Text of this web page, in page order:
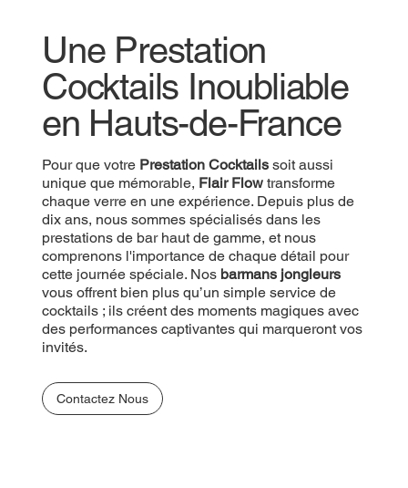
Une Prestation
Cocktails Inoubliable
en Hauts-de-France
Pour que votre Prestation Cocktailssoit aussi
unique que mémorable, Flair Flowtransforme
chaque verre en une expérience. Depuis plus de
dix ans, nous sommes spécialisés dans les
prestations de bar haut de gamme, et nous
comprenons l'importance de chaque détail pour
cette journée spéciale. Nos barmans jongleurs
vous offrent bien plus qu’un simple service de
cocktails ; ils créent des moments magiques avec
des performances captivantes qui marqueront vos
invités.
Contactez Nous